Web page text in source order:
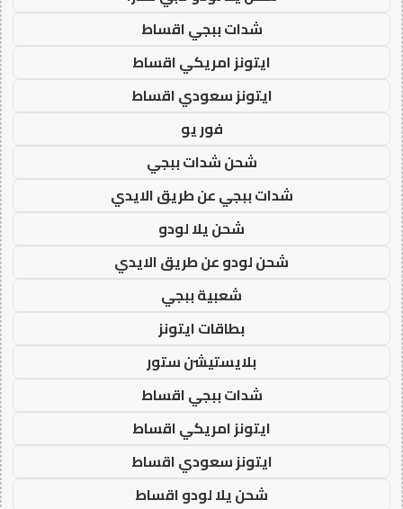
شدات ببجي اقساط
ايتونز امريكي اقساط
ايتونز سعودي اقساط
فور يو
شحن شدات ببجي
شدات ببجي عن طريق الايدي
شحن يلا لودو
شحن لودو عن طريق الايدي
شعبية ببجي
بطاقات ايتونز
بلايستيشن ستور
شدات ببجي اقساط
ايتونز امريكي اقساط
ايتونز سعودي اقساط
شحن يلا لودو اقساط